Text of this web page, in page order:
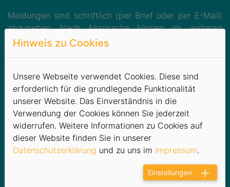
Meldungen sind schriftlich (per Brief oder per E-Mail)
abzugeben. Nach Absprache können im weiteren
Verfahren persönliche Vorsprachen bzw. Rücksprachen
Briefe an die interne Meldestelle sind wie folgt zu
adressieren:
KES Kommunale Energiedienstleistungsgesellschaft
Südsachsen mbH
Interne Meldestelle - HinSchG
Joseph-Haydn-Straße 5
Eine Kennzeichnung mit „Vertraulich“ wird empfohlen.
Hinweis zu Cookies
Unsere Webseite verwendet Cookies. Diese sind
erforderlich für die grundlegende Funktionalität
unserer Website. Das Einverständnis in die
Verwendung der Cookies können Sie jederzeit
widerrufen. Weitere Informationen zu Cookies auf
dieser Website finden Sie in unserer
Datenschutzerklärung und zu uns im Impressum.
Einstellungen